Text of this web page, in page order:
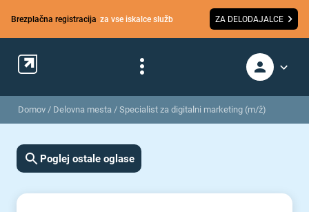
Brezplačna registracija za vse iskalce služb ZA DELODAJALCE
Domov / Delovna mesta / Specialist za digitalni marketing (m/ž)
Poglej ostale oglase